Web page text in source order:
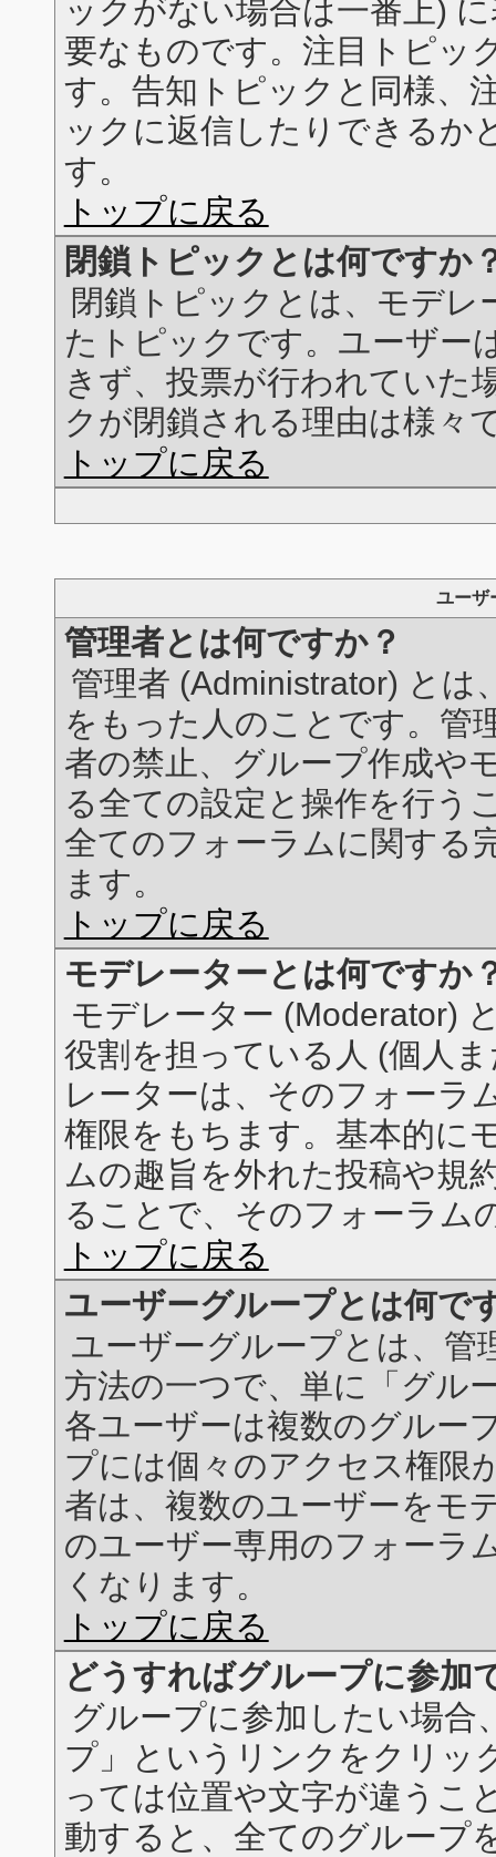
ックがない場合は一番上)
要なものです。注目トピッ
す。告知トピックと同様、
ックに返信したりできるか
す。
トップに戻る
閉鎖トピックとは何ですか
閉鎖トピックとは、モデ
たトピックです。ユーザー
きず、投票が行われていた
クが閉鎖される理由は様々
トップに戻る
ユーザ
管理者とは何ですか？
管理者 (Administrator) とは
をもった人のことです。管
者の禁止、グループ作成や
る全ての設定と操作を行う
全てのフォーラムに関する
ます。
トップに戻る
モデレーターとは何ですか
モデレーター (Moderator)
役割を担っている人 (個人
レーターは、そのフォーラ
権限をもちます。基本的に
ムの趣旨を外れた投稿や規
ることで、そのフォーラム
トップに戻る
ユーザーグループとは何で
ユーザーグループとは、管
方法の一つで、単に「グル
各ユーザーは複数のグルー
プには個々のアクセス権限
者は、複数のユーザーをモ
のユーザー専用のフォーラ
くなります。
トップに戻る
どうすればグループに参加
グループに参加したい場合
プ」というリンクをクリッ
っては位置や文字が違うこ
動すると、全てのグループ